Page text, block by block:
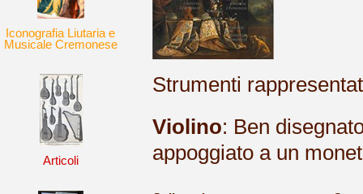
Iconografia Liutaria e
Musicale Cremonese
Articoli
Strumenti
Violino: Ben
appoggiato a un